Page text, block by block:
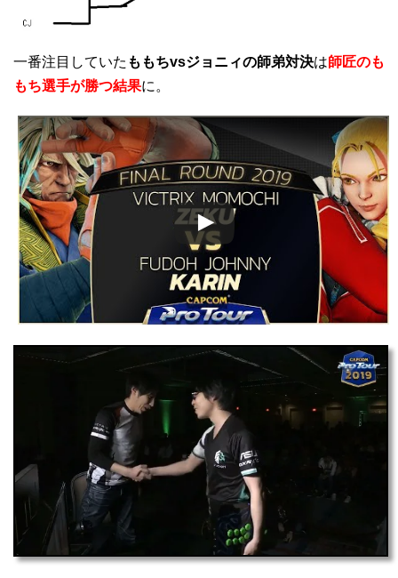
一番注目していた ももちvsジョニィの師弟対決は師匠のも
もち選手が勝つ結果に。
この動画を YouTube で視聴